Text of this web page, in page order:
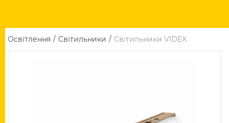
Освітлення Світильники Світильники VIDEX